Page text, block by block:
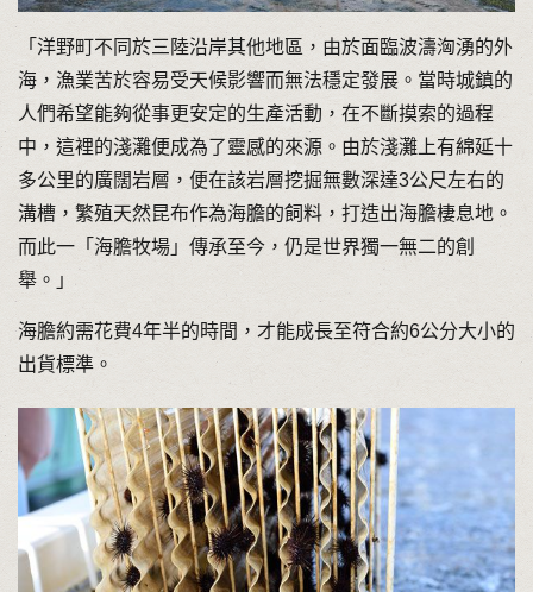
「洋野町不同於三陸沿岸其他地區，由於面臨波濤洶湧的外
海，漁業苦於容易受天候影響而無法穩定發展。當時城鎮的
人們希望能夠從事更安定的生產活動，在不斷摸索的過程
中，這裡的淺灘便成為了靈感的來源。由於淺灘上有綿延十
多公里的廣闊岩層，便在該岩層挖掘無數深達3公尺左右的
溝槽，繁殖天然昆布作為海膽的飼料，打造出海膽棲息地。
而此一「海膽牧場」傳承至今，仍是世界獨一無二的創
舉。」
海膽約需花費4年半的時間，才能成長至符合約6公分大小的
出貨標準。